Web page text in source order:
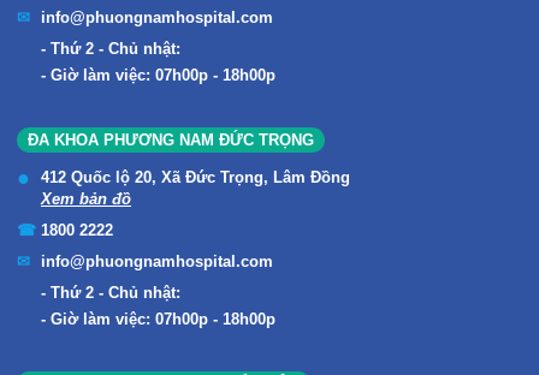
info@phuongnamhospital.com
Thứ 2 - Chủ nhật:
Giờ làm việc: 07h00p - 18h00p
ĐA KHOA PHƯƠNG NAM ĐỨC TRỌNG
412 Quốc lộ 20, Xã Đức Trọng, Lâm Đồng
Xem bản đồ
1800 2222
info@phuongnamhospital.com
Thứ 2 - Chủ nhật:
Giờ làm việc: 07h00p - 18h00p